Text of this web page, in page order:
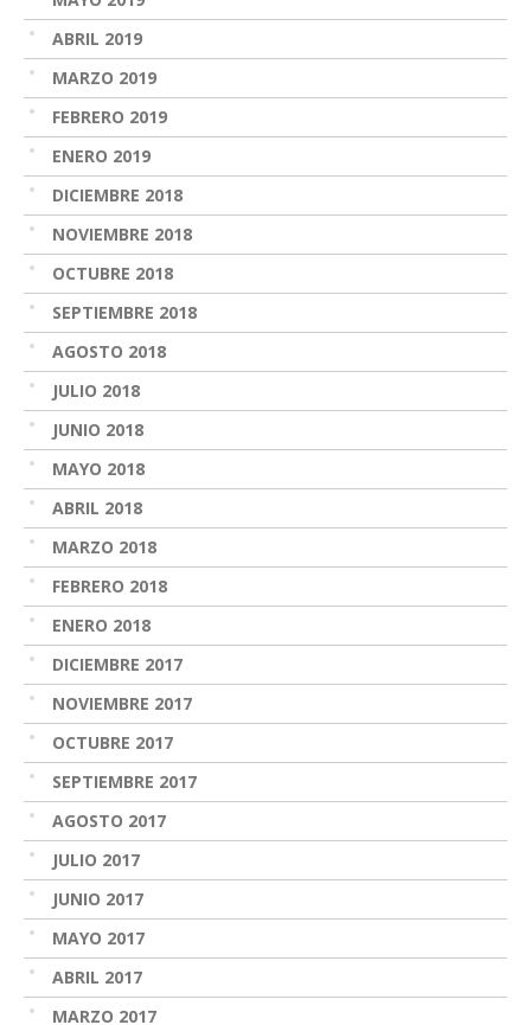
ABRIL 2019
MARZO 2019
FEBRERO 2019
ENERO 2019
DICIEMBRE 2018
NOVIEMBRE 2018
OCTUBRE 2018
SEPTIEMBRE 2018
AGOSTO 2018
JULIO 2018
JUNIO 2018
MAYO 2018
ABRIL 2018
MARZO 2018
FEBRERO 2018
ENERO 2018
DICIEMBRE 2017
NOVIEMBRE 2017
OCTUBRE 2017
SEPTIEMBRE 2017
AGOSTO 2017
JULIO 2017
JUNIO 2017
MAYO 2017
ABRIL 2017
MARZO 2017